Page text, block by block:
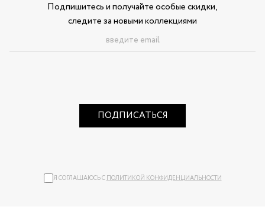
Подпишитесь и получайте особые скидки,
следите за новыми коллекциями
ПОДПИСАТЬСЯ
Я СОГЛАШАЮСЬ СПОЛИТИКОЙ КОНФИДЕНЦИАЛЬНОСТИ